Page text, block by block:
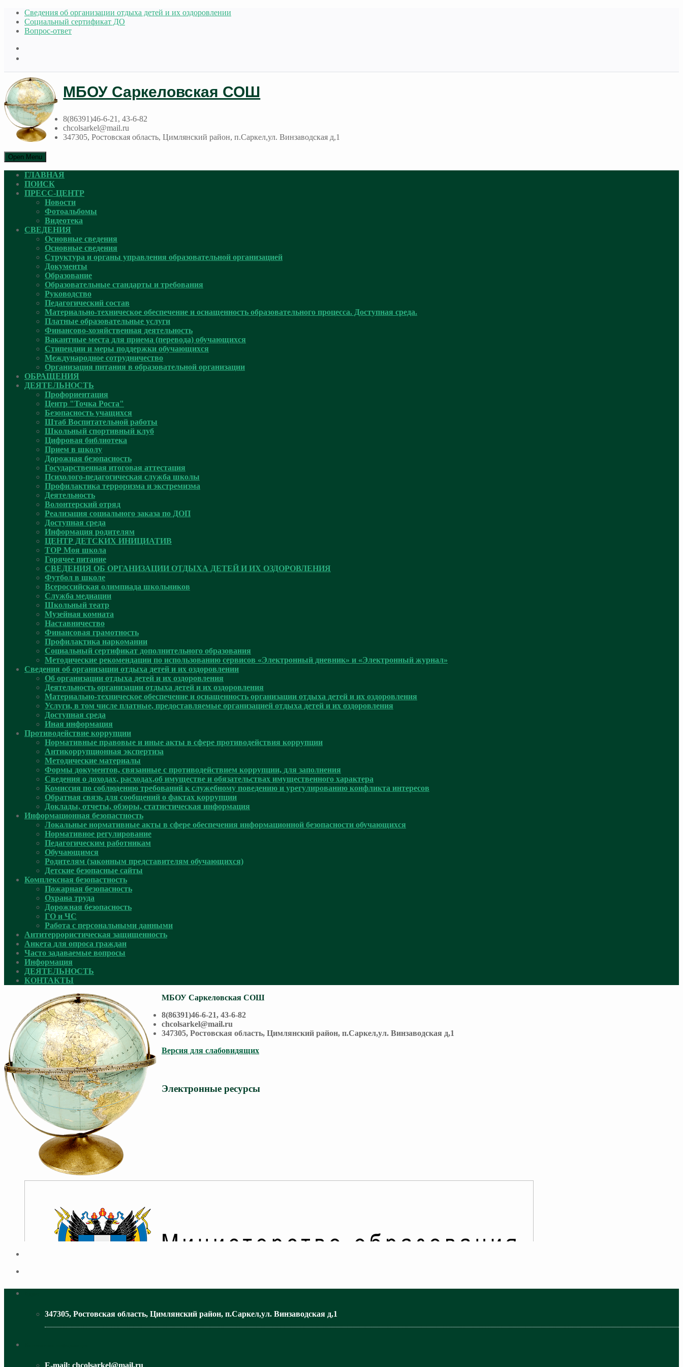
Сведения об организации отдыха детей и их оздоровлении
Социальный сертификат ДО
Вопрос-ответ
МБОУ Саркеловская СОШ
8(86391)46-6-21, 43-6-82
chcolsarkel@mail.ru
347305, Ростовская область, Цимлянский район, п.Саркел,ул. Винзаводская д,1
Open Menu
ГЛАВНАЯ
ПОИСК
ПРЕСС-ЦЕНТР
Новости
Фотоальбомы
Видеотека
СВЕДЕНИЯ
Основные сведения
Основные сведения
Структура и органы управления образовательной организацией
Документы
Образование
Образовательные стандарты и требования
Руководcтво
Педагогический состав
Материально-техническое обеспечение и оснащенность образовательного процесса. Доступная среда.
Платные образовательные услуги
Финансово-хозяйственная деятельность
Вакантные места для приема (перевода) обучающихся
Стипендии и меры поддержки обучающихся
Международное сотрудничество
Организация питания в образовательной организации
ОБРАЩЕНИЯ
ДЕЯТЕЛЬНОСТЬ
Профориентация
Центр "Точка Роста"
Безопасность учащихся
Штаб Воспитательной работы
Школьный спортивный клуб
Цифровая библиотека
Прием в школу
Дорожная безопасность
Государственная итоговая аттестация
Психолого-педагогическая служба школы
Профилактика терроризма и экстремизма
Деятельность
Волонтерский отряд
Реализация социального заказа по ДОП
Доступная среда
Информация родителям
ЦЕНТР ДЕТСКИХ ИНИЦИАТИВ
ТОР Моя школа
Горячее питание
СВЕДЕНИЯ ОБ ОРГАНИЗАЦИИ ОТДЫХА ДЕТЕЙ И ИХ ОЗДОРОВЛЕНИЯ
Футбол в школе
Всероссийская олимпиада школьников
Служба медиации
Школьный театр
Музейная комната
Наставничество
Финансовая грамотность
Профилактика наркомании
Социальный сертификат дополнительного образования
Методические рекомендации по использованию сервисов «Электронный дневник» и «Электронный журнал»
Сведения об организации отдыха детей и их оздоровлении
Об организации отдыха детей и их оздоровления
Деятельность организации отдыха детей и их оздоровления
Материально-техническое обеспечение и оснащенность организации отдыха детей и их оздоровления
Услуги, в том числе платные, предоставляемые организацией отдыха детей и их оздоровления
Доступная среда
Иная информация
Противодействие коррупции
Нормативные правовые и иные акты в сфере противодействия коррупции
Антикоррупционная экспертиза
Методические материалы
Формы документов, связанные с противодействием коррупции, для заполнения
Сведения о доходах, расходах,об имуществе и обязательствах имущественного характера
Комиссия по соблюдению требований к служебному поведению и урегулированию конфликта интересов
Обратная связь для сообщений о фактах коррупции
Доклады, отчеты, обзоры, статистическая информация
Информационная безопастность
Локальные нормативные акты в сфере обеспечения информационной безопасности обучающихся
Нормативное регулирование
Педагогическим работникам
Обучающимся
Родителям (законным представителям обучающихся)
Детские безопасные сайты
Комплексная безопастность
Пожарная безопасность
Охрана труда
Дорожная безопасность
ГО и ЧС
Работа с персональными данными
Антитеррористическая защищенность
Анкета для опроса граждан
Часто задаваемые вопросы
Информация
ДЕЯТЕЛЬНОСТЬ
КОНТАКТЫ
МБОУ Саркеловская СОШ
8(86391)46-6-21, 43-6-82
chcolsarkel@mail.ru
347305, Ростовская область, Цимлянский район, п.Саркел,ул. Винзаводская д,1
Версия для слабовидящих
Электронные ресурсы
347305, Ростовская область, Цимлянский район, п.Саркел,ул. Винзаводская д,1
E-mail: chcolsarkel@mail.ru